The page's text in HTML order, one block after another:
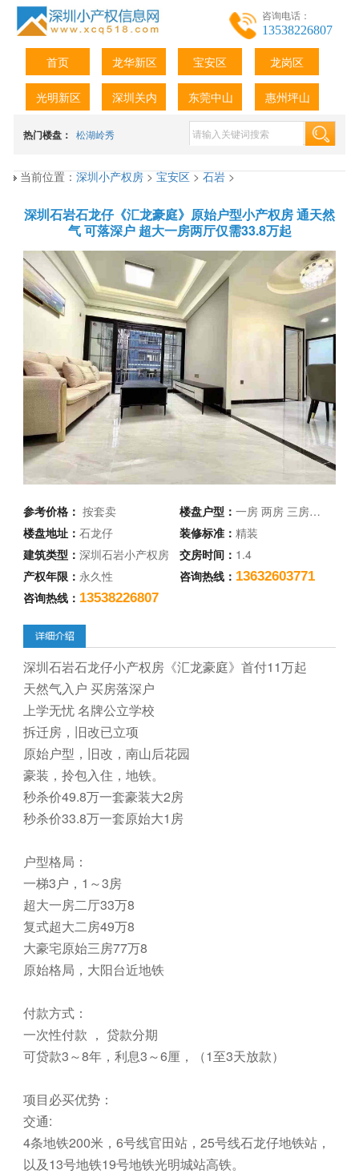
咨询电话：
13538226807
首页 龙华新区 宝安区 龙岗区
光明新区 深圳关内 东莞中山 惠州坪山
热门楼盘： 松湖岭秀
当前位置：深圳小产权房>宝安区>石岩>
深圳石岩石龙仔《汇龙豪庭》原始户型小产权房 通天然
气 可落深户 超大一房两厅仅需33.8万起
参考价格：按套卖 楼盘户型： 一房 两房 三房…
楼盘地址：石龙仔 装修标准： 精装
建筑类型：深圳石岩小产权房 交房时间： 1.4
产权年限： 永久性 咨询热线： 13632603771
咨询热线： 13538226807
深圳石岩石龙仔小产权房《汇龙豪庭》首付11万起
天然气入户 买房落深户
上学无忧 名牌公立学校
拆迁房，旧改已立项
原始户型，旧改，南山后花园
豪装，拎包入住，地铁。
秒杀价49.8万一套豪装大2房
秒杀价33.8万一套原始大1房
户型格局：
一梯3户，1～3房
超大一房二厅33万8
复式超大二房49万8
大豪宅原始三房77万8
原始格局，大阳台近地铁
付款方式：
一次性付款 ， 贷款分期
可贷款3～8年，利息3～6厘，（1至3天放款）
项目必买优势：
交通:
4条地铁200米，6号线官田站，25号线石龙仔地铁站，
以及13号地铁19号地铁光明城站高铁。